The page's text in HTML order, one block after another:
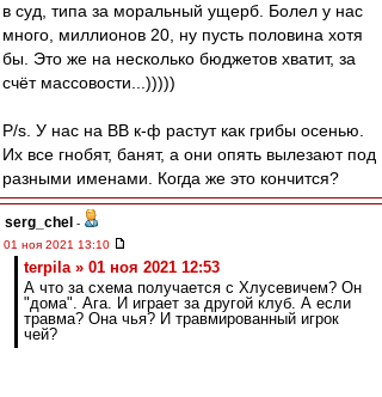
в суд, типа за моральный ущерб. Болел у нас
много, миллионов 20, ну пусть половина хотя
бы. Это же на несколько бюджетов хватит, за
счёт массовости...)))))
P/s. У нас на ВВ к-ф растут как грибы осенью.
Их все гнобят, банят, а они опять вылезают под
разными именами. Когда же это кончится?
serg_chel -
01 ноя 2021 13:10
terpila » 01 ноя 2021 12:53
А что за схема получается с Хлусевичем? Он
"дома". Ага. И играет за другой клуб. А если
травма? Она чья? И травмированный игрок
чей?